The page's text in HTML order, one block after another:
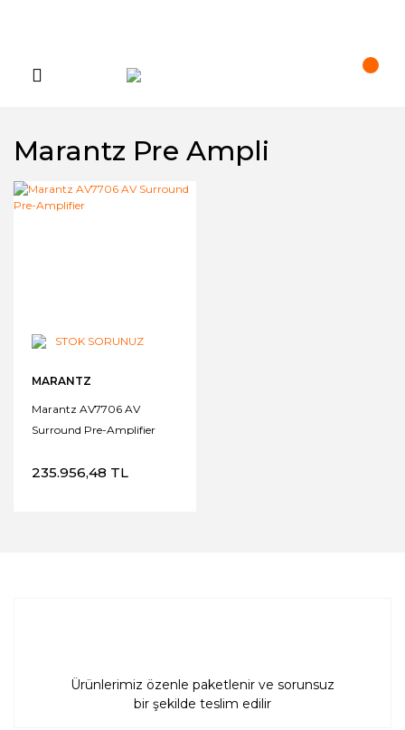
Marantz Pre Ampli
STOK SORUNUZ
MARANTZ
Marantz AV7706 AV
Surround Pre-Amplifier
235.956,48 TL
Ürünlerimiz özenle paketlenir ve sorunsuz
bir şekilde teslim edilir